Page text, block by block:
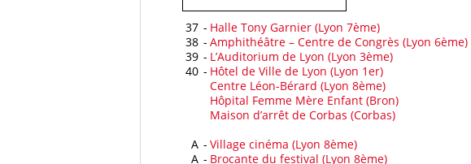
37 - Halle Tony Garnier (Lyon 7ème)
38 - Amphithéâtre – Centre de Congrès (Lyon 6ème)
39 - L’Auditorium de Lyon (Lyon 3ème)
40 - Hôtel de Ville de Lyon (Lyon 1er)
Centre Léon-Bérard (Lyon 8ème)
Hôpital Femme Mère Enfant (Bron)
Maison d’arrêt de Corbas (Corbas)
A - Village cinéma (Lyon 8ème)
A - Brocante du festival (Lyon 8ème)